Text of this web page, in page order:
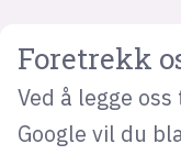
Foretrekk
Ved å legge
Google vil du